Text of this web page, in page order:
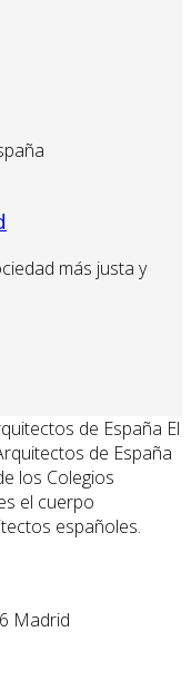
más justa y
El
de España
los Colegios
el cuerpo
españoles.
Madrid